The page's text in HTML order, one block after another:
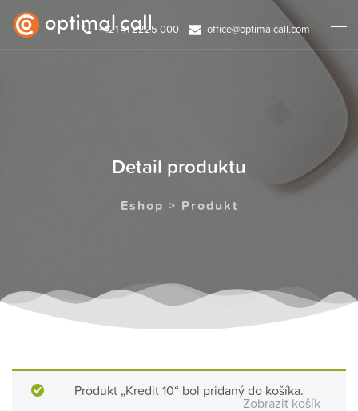
+421 41 2225 000 office@optimalcall.com
Detail produktu
Eshop > Produkt
Produkt „Kredit 10“ bol pridaný do košíka.
Zobraziť košík